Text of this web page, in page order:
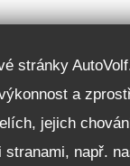
stránky
a
jejich
stranami, např.